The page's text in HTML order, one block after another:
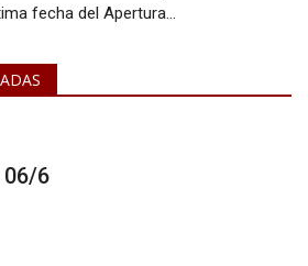
fecha del Apertura...
06/6